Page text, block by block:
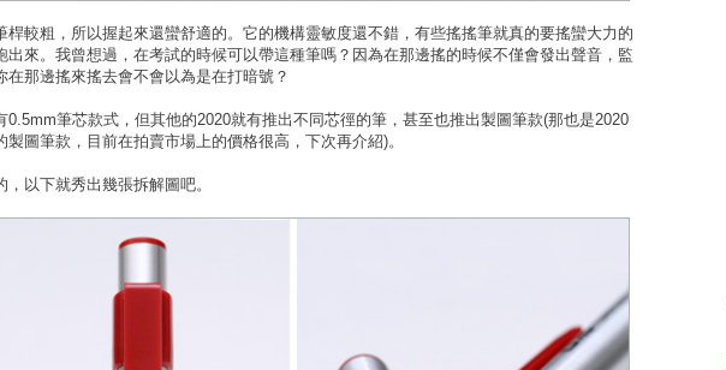
桿較粗，所以握起來還蠻舒適的。它的機構靈敏度還不錯，有些搖搖筆就真的要搖蠻大力的
出來。我曾想過，在考試的時候可以帶這種筆嗎？因為在那邊搖的時候不僅會發出聲音，監
在那邊搖來搖去會不會以為是在打暗號？
0.5mm筆芯款式，但其他的2020就有推出不同芯徑的筆，甚至也推出製圖筆款(那也是2020
製圖筆款，目前在拍賣市場上的價格很高，下次再介紹)。
，以下就秀出幾張拆解圖吧。